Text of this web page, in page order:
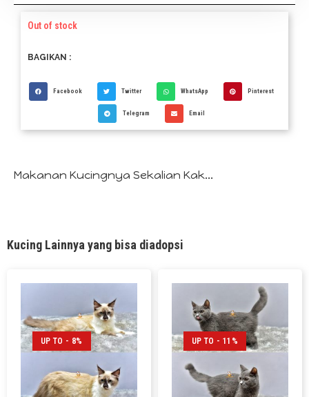
Out of stock
BAGIKAN :
Facebook Twitter WhatsApp Pinterest
Telegram Email
Makanan Kucingnya Sekalian Kak...
Kucing Lainnya yang bisa diadopsi
UP TO - 8% UP TO - 11%